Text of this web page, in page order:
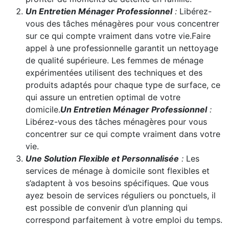
Un Entretien Ménager Professionnel: Libérez-
vous des tâches ménagères pour vous concentrer
sur ce qui compte vraiment dans votre vie.Faire
appel à une professionnelle garantit un nettoyage
de qualité supérieure. Les femmes de ménage
expérimentées utilisent des techniques et des
produits adaptés pour chaque type de surface, ce
qui assure un entretien optimal de votre
domicile.Un Entretien Ménager Professionnel:
Libérez-vous des tâches ménagères pour vous
concentrer sur ce qui compte vraiment dans votre
vie.
Une Solution Flexible et Personnalisée : Les
services de ménage à domicile sont flexibles et
s’adaptent à vos besoins spécifiques. Que vous
ayez besoin de services réguliers ou ponctuels, il
est possible de convenir d’un planning qui
correspond parfaitement à votre emploi du temps.